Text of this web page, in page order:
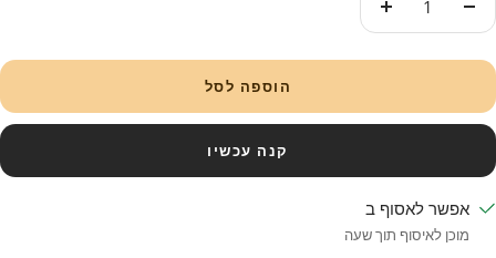
פחות
הוספה לסל
קנה עכשיו
אפשר לאסוף ב
מוכן לאיסוף תוך שעה